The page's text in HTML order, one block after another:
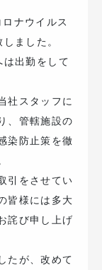
ナウイルス
ました。
出勤をして
社スタッフに
、管轄施設の
染防止策を徹
引をさせてい
皆様には多大
詫び申し上げ
たが、改めて